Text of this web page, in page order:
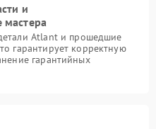
и
Atlant и прошедшие
гарантирует корректную
гарантийных